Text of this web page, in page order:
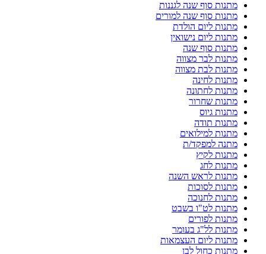
מתנות סוף שנה לגננות
מתנות סוף שנה למורים
מתנות ליום הולדת
מתנות ליום נישואין
מתנות סוף שנה
מתנות לבר מצווה
מתנות לבת מצווה
מתנות לחינה
מתנות לחתונה
מתנות שחרור
מתנות גיוס
מתנות תודה
מתנות למילואים
מתנה למפקד/ת
מתנות לקיץ
מתנות לחג
מתנות לראש השנה
מתנות לסוכות
מתנות לחנוכה
מתנות לט"ו בשבט
מתנות לפורים
מתנות לל"ג בעומר
מתנות ליום העצמאות
מתנות כחול לבן